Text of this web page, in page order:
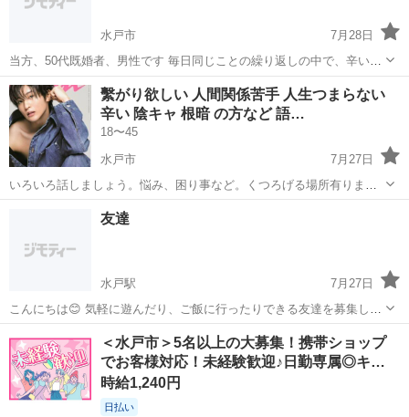
水戸市
7月28日
当方、50代既婚者、男性です 毎日同じことの繰り返しの中で、辛い時
や寂しい時に何のためらいもなく、心の隙間を埋め合えるような友達
を探しています。 楽しい時や嬉しい時も一緒に笑い、気を張らず自然
体で毎日楽しく話せたら嬉しいです...
茨城 水戸市 その他
繫がり欲しい 人間関係苦手 人生つまらない
辛い 陰キャ 根暗 の方など 語…
18〜45
水戸市
7月27日
いろいろ話しましょう。悩み、困り事など。くつろげる場所有りま
す。
友達
友達
水戸駅
7月27日
こんにちは😊 気軽に遊んだり、ご飯に行ったりできる友達を募集して
います！ 「休日が暇だな〜」 「新しい友達が欲しい！」 「気軽に話
せる人と知り合いたい！」 そんな方がいたら、ぜひ気軽にメッセージ
ください✨ 普段はカフ...
水戸駅 友達
＜水戸市＞5名以上の大募集！携帯ショップ
でお客様対応！未経験歓迎♪日勤専属◎キ…
時給1,240円
日払い